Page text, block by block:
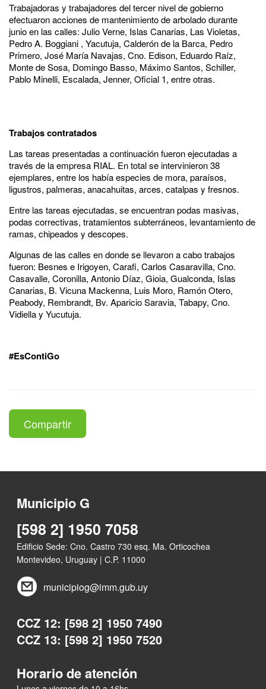
Trabajadoras y trabajadores del tercer nivel de gobierno
efectuaron acciones de mantenimiento de arbolado durante
junio en las calles: Julio Verne, Islas Canarias, Las Violetas,
Pedro A. Boggiani , Yacutuja, Calderón de la Barca, Pedro
Primero, José María Navajas, Cno. Edison, Eduardo Raíz,
Monte de Sosa, Domingo Basso, Máximo Santos, Schiller,
Pablo Minelli, Escalada, Jenner, Oficial 1, entre otras.
Trabajos contratados
Las tareas presentadas a continuación fueron ejecutadas a
través de la empresa RIAL. En total se intervinieron 38
ejemplares, entre los había especies de mora, paraísos,
ligustros, palmeras, anacahuitas, arces, catalpas y fresnos.
Entre las tareas ejecutadas, se encuentran podas masivas,
podas correctivas, tratamientos subterráneos, levantamiento de
ramas, chipeados y descopes.
Algunas de las calles en donde se llevaron a cabo trabajos
fueron: Besnes e Irigoyen, Carafi, Carlos Casaravilla, Cno.
Casavalle, Coronilla, Antonio Díaz, Gioia, Gualconda, Islas
Canarias, B. Vicuna Mackenna, Luis Moro, Ramón Otero,
Peabody, Rembrandt, Bv. Aparicio Saravia, Tabapy, Cno.
Vidiella y Yucutuja.
#EsContiGo
Compartir
Municipio G
[598 2] 1950 7058
Edificio Sede: Cno. Castro 730 esq. Ma. Orticochea
Montevideo, Uruguay | C.P. 11000
municipiog@imm.gub.uy
CCZ 12: [598 2] 1950 7490
CCZ 13: [598 2] 1950 7520
Horario de atención